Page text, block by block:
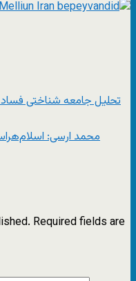
تحلیل جامعه شناختی فساد
محمد ارسی:
Required fields are